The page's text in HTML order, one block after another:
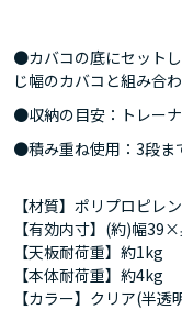
●カバコの底にセット
じ幅のカバコと組み合
●収納の目安：トレー
●積み重ね使用：3段ま
【材質】ポリプロピレン
【有効内寸】(約)幅
【天板耐荷重】約1kg
【本体耐荷重】約4kg
【カラー】クリア(半透